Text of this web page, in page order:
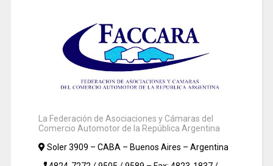
La Federación de Asociaciones y Cámaras del
Comercio Automotor de la República Argentina
Soler 3909 – CABA – Buenos Aires – Argentina